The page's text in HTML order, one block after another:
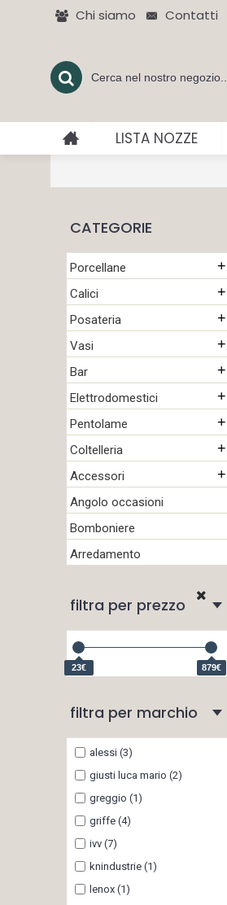
Chi siamo Contatti
LISTA NOZZE
CATEGORIE
Porcellane +
Calici +
Posateria +
Vasi +
Bar +
Elettrodomestici +
Pentolame +
Coltelleria +
Accessori +
Angolo occasioni
Bomboniere
Arredamento
filtra per prezzo
23€ 879€
filtra per marchio
alessi (3)
giusti luca mario (2)
greggio (1)
griffe (4)
ivv (7)
knindustrie (1)
lenox (1)